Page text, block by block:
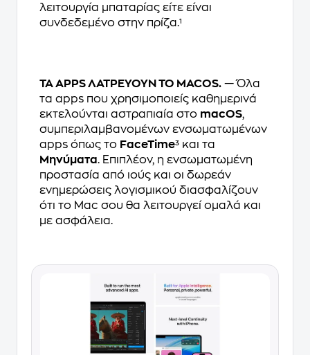
λειτουργία μπαταρίας είτε είναι
συνδεδεμένο στην πρίζα.¹
ΤΑ APPS ΛΑΤΡΕΥΟΥΝ ΤΟ MACOS. — Όλα
τα apps που χρησιμοποιείς καθημερινά
εκτελούνται αστραπιαία στο macOS,
συμπεριλαμβανομένων ενσωματωμένων
apps όπως το FaceTime³ και τα
Μηνύματα. Επιπλέον, η ενσωματωμένη
προστασία από ιούς και οι δωρεάν
ενημερώσεις λογισμικού διασφαλίζουν
ότι το Mac σου θα λειτουργεί ομαλά και
με ασφάλεια.